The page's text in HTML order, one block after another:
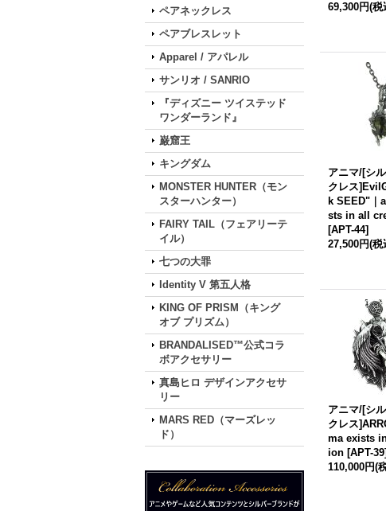
ペアネックレス
ペアブレスレット
Apparel / アパレル
サンリオ / SANRIO
『ディズニー ツイステッド
ワンダーランド』
巌窟王
キングダム
MONSTER HUNTER（モン
スターハンター）
FAIRY TAIL（フェアリーテ
イル）
七つの大罪
Identity V 第五人格
KING OF PRISM（キング
オブ プリズム）
BRANDALISED™公式コラ
ボアクセサリー
真島ヒロ デザインアクセサ
リー
MARS RED（マーズレッ
ド）
69,300円(税
アニマ/[シ
クレス
k SEED"｜
sts in all
[APT-44]
27,500円(税
アニマ/[シ
クレス
ma exists
ion [APT-39]
110,000円(